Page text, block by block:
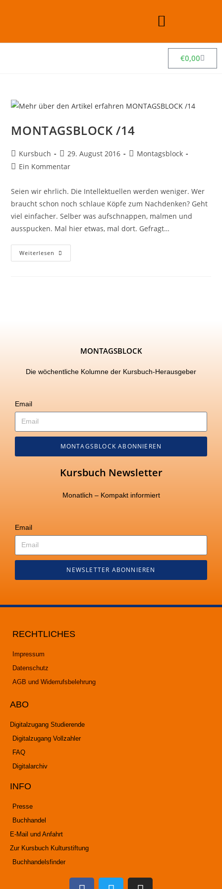
€0,00
MONTAGSBLOCK /14
Kursbuch 29. August 2016
Montagsblock
Ein Kommentar
Seien wir ehrlich. Die Intellektuellen werden weniger. Wer
braucht schon noch schlaue Köpfe zum Nachdenken? Geht
viel einfacher. Selber was aufschnappen, malmen und
ausspucken. Mal hier etwas, mal dort. Gefragt…
Weiterlesen
MONTAGSBLOCK
Die wöchentliche Kolumne der Kursbuch-Herausgeber
Email
MONTAGSBLOCK ABONNIEREN
Kursbuch Newsletter
Monatlich – Kompakt informiert
Email
NEWSLETTER ABONNIEREN
RECHTLICHES
Impressum
Datenschutz
AGB und Widerrufsbelehrung
ABO
Digitalzugang Studierende
Digitalzugang Vollzahler
FAQ
Digitalarchiv
INFO
Presse
Buchhandel
E-Mail und Anfahrt
Zur Kursbuch Kulturstiftung
Buchhandelsfinder